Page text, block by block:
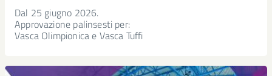
Dal 25 giugno 2026.
Approvazione palinsesti per:
Vasca Olimpionica e Vasca Tuffi